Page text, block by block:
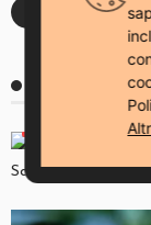
LEAVE A REPLY
You Might
Scimmia portachiavi